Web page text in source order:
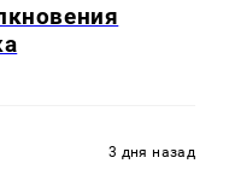
3 дня назад